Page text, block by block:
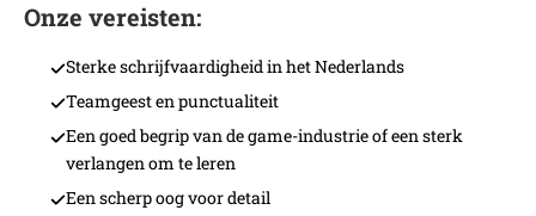
Onze vereisten:
Sterke schrijfvaardigheid in het Nederlands
Teamgeest en punctualiteit
Een goed begrip van de game-industrie of een sterk
verlangen om te leren
Een scherp oog voor detail